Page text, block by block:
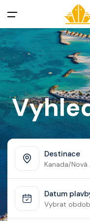
Menu
Akční nabídky
Destinace
Zážitky z
Užitečné
Často kladené
Články
Destinace
Kanada/Nová
Datum
Vybrat